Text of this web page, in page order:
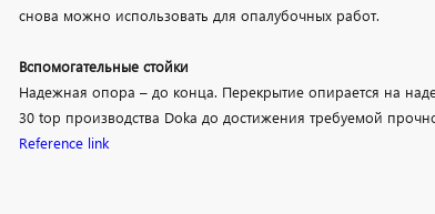
снова можно использовать для опалубочных работ.
Вспомогательные стойки
Надежная опора – до конца. Перекрытие опирается на
30 top производства Doka до достижения требуемой
Reference link